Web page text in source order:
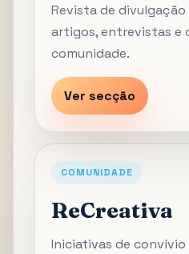
Revista de
artigos, entrevistas e
comunidade.
Ver secção
COMUNIDADE
ReCreativa
Iniciativas de